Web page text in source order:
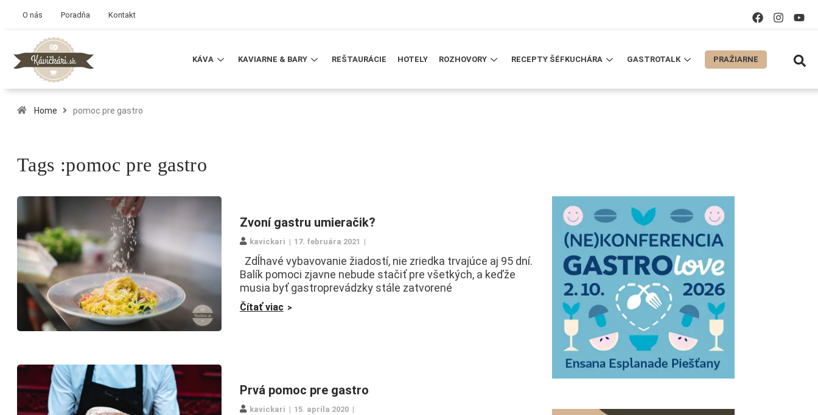
O nás Poradňa Kontakt
KÁVA KAVIARNE & BARY REŠTAURÁCIE HOTELY ROZHOVORY RECEPTY ŠÉFKUCHÁRA GASTROTALK PRAŽIARNE
Home pomoc pre gastro
Tags :pomoc pre gastro
Zvoní gastru umieračik?
kavickari 17. februára 2021
Zdĺhavé vybavovanie žiadostí, nie zriedka trvajúce aj 95 dní.
Balík pomoci zjavne nebude stačiť pre všetkých, a keďže
musia byť gastroprevádzky stále zatvorené
Čítať viac
Prvá pomoc pre gastro
kavickari 15. apríla 2020